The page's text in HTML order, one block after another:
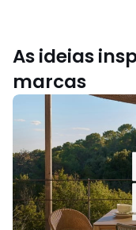
As ideias
marcas
A
nossa